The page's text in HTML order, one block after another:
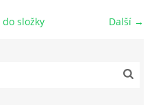
Další →
složky